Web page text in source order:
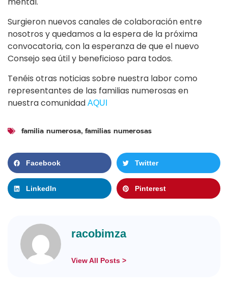
Surgieron nuevos canales de colaboración entre
nosotros y quedamos a la espera de la próxima
convocatoria, con la esperanza de que el nuevo
Consejo sea útil y beneficioso para todos.
Tenéis otras noticias sobre nuestra labor como
representantes de las familias numerosas en
nuestra comunidad AQUI
familia numerosa, familias numerosas
Facebook Twitter
LinkedIn Pinterest
racobimza
View All Posts >